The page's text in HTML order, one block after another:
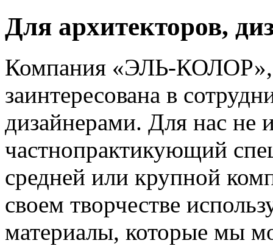
Для архитекторов,
Компания «ЭЛЬ-КОЛОР»,
заинтересована в
дизайнерами. Для нас не
частнопрактикующий
средней или крупной
своем творчестве
материалы, которые мы